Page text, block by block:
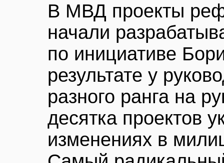
В МВД проекты
начали
по инициативе
результате у
разного ранга на
десятка проектов
изменениях в